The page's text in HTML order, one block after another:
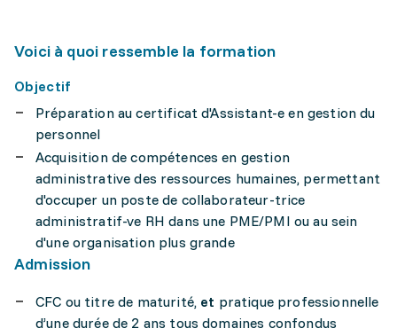
Voici à quoi ressemble la formation
Objectif
Préparation au certificat d'Assistant-e en gestion du
personnel
Acquisition de compétences en gestion
administrative des ressources humaines, permettant
d'occuper un poste de collaborateur-trice
administratif-ve RH dans une PME/PMI ou au sein
d'une organisation plus grande
Admission
CFC ou titre de maturité, et pratique professionnelle
d’une durée de 2 ans tous domaines confondus